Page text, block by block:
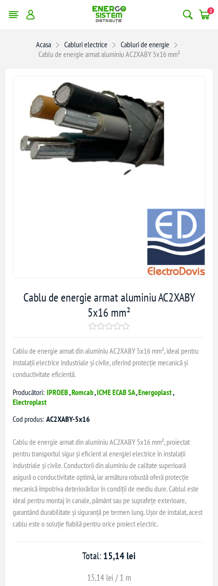
0
Acasa Cabluri electrice
Cabluri de energie
Cablu de energie armat aluminiu AC2XABY 5x16 mm²
Cablu de energie armat aluminiu AC2XABY
5x16 mm²
Cablu de energie armat din aluminiu AC2XABY 5x16 mm², ideal pentru
instalații electrice industriale și civile, oferind protecție mecanică și
conductivitate eficientă.
Producători: IPROEB,Romcab,ICME ECAB SA,Energoplast,
Electroplast
Cod produs: AC2XABY-5x16
Cablu de energie armat din aluminiu AC2XABY 5x16 mm², proiectat
pentru transportul sigur și eficient al energiei electrice în instalații
industriale și civile. Conductorii din aluminiu de calitate superioară
asigură o conductivitate optimă, iar armătura robustă oferă protecție
mecanică împotriva deteriorărilor în condiții de mediu dure. Cablul este
ideal pentru montaj în canale, pământ sau pe suprafețe exterioare,
garantând durabilitate și siguranță pe termen lung. Ușor de instalat, acest
cablu este o soluție fiabilă pentru orice proiect electric.
Total:15,14 lei
15,14 lei / 1 m